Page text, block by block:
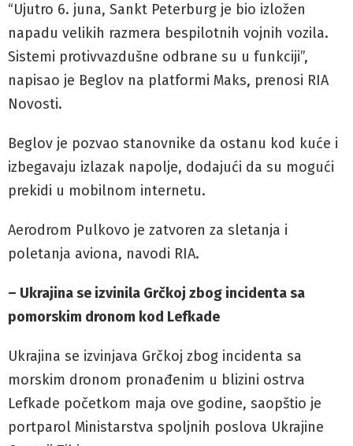
“Ujutro 6. juna, Sankt Peterburg je bio izložen
napadu velikih razmera bespilotnih vojnih vozila.
Sistemi protivvazdušne odbrane su u funkciji”,
napisao je Beglov na platformi Maks, prenosi RIA
Novosti.
Beglov je pozvao stanovnike da ostanu kod kuće i
izbegavaju izlazak napolje, dodajući da su mogući
prekidi u mobilnom internetu.
Aerodrom Pulkovo je zatvoren za sletanja i
poletanja aviona, navodi RIA.
– Ukrajina se izvinila Grčkoj zbog incidenta sa
pomorskim dronom kod Lefkade
Ukrajina se izvinjava Grčkoj zbog incidenta sa
morskim dronom pronađenim u blizini ostrva
Lefkade početkom maja ove godine, saopštio je
portparol Ministarstva spoljnih poslova Ukrajine